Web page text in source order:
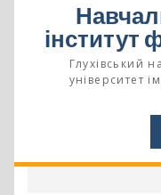
інститут
Глухівський
університет